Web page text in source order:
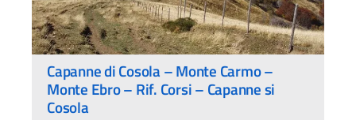
Capanne di Cosola – Monte Carmo –
Monte Ebro – Rif. Corsi – Capanne si
Cosola